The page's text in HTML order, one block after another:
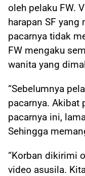
oleh pelaku FW.
harapan SF
pacarnya tidak
FW mengaku
wanita yang
“Sebelumnya
pacarnya. Akibat
pacarnya ini,
Sehingga
“Korban dikirimi
video asusila.